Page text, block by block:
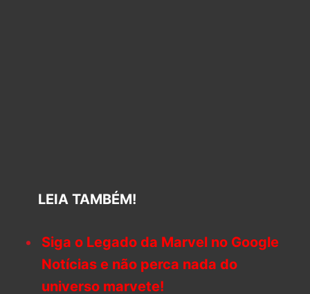
LEIA TAMBÉM!
Siga o Legado da Marvel no Google
Notícias e não perca nada do
universo marvete!